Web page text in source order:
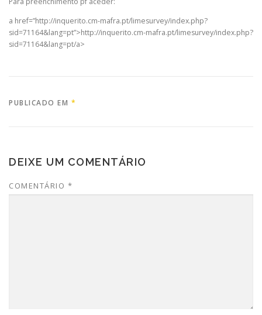
a href=”http://inquerito.cm-mafra.pt/limesurvey/index.php?
sid=71164&lang=pt”>http://inquerito.cm-mafra.pt/limesurvey/index.php?
sid=71164&lang=pt/a>
PUBLICADO EM *
DEIXE UM COMENTÁRIO
COMENTÁRIO *